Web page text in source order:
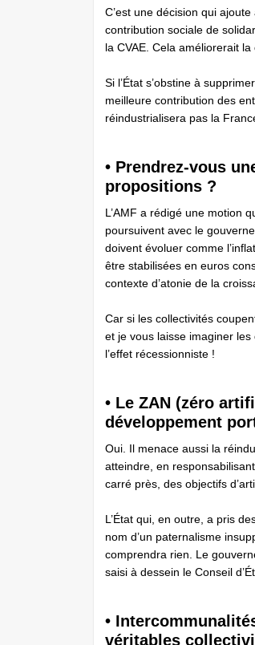
C’est une décision qui
contribution sociale de
la CVAE. Cela améliorerait
Si l’État s’obstine à
meilleure contribution des
réindustrialisera pas la
• Prendrez-vous
propositions ?
L’AMF a rédigé une motion
poursuivent avec le
doivent évoluer comme
être stabilisées en euros
contexte d’atonie de la
Car si les collectivités
et je vous laisse ­imaginer
l’effet récessionniste !
• Le ZAN (zéro
développement
Oui. Il menace aussi la
atteindre, en
carré près, des objectifs
L’État qui, en outre, a pris
nom d’un paternalisme
comprendra rien. Le
saisi à dessein le Conseil
•
véritables